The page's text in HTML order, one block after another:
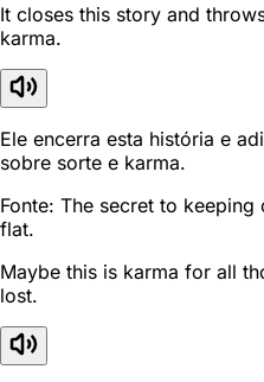
It closes this story and
karma.
Ele encerra esta história e
sobre sorte e karma.
Fonte: The secret to
flat.
Maybe this is karma for all
lost.